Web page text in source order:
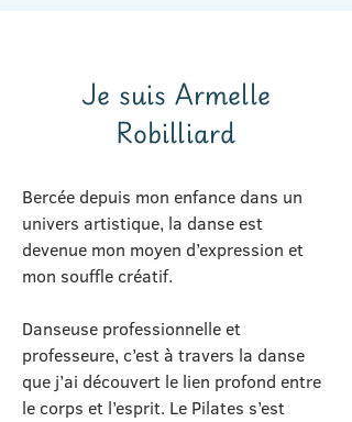
Je suis Armelle
Robilliard
Bercée depuis mon enfance dans un
univers artistique, la danse est
devenue mon moyen d’expression et
mon souffle créatif.
Danseuse professionnelle et
professeure, c’est à travers la danse
que j’ai découvert le lien profond entre
le corps et l’esprit. Le Pilates s’est